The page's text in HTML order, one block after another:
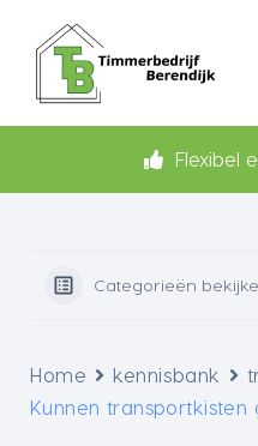
Flexibel
Categorieën
Home kennisbank
Kunnen